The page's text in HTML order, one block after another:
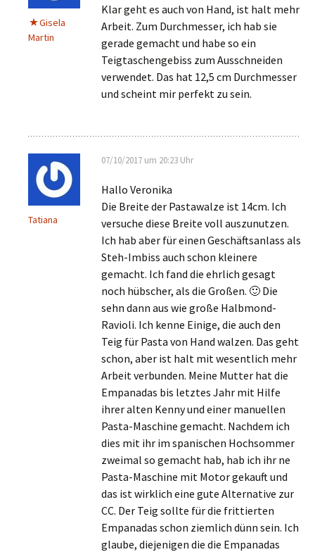
Gisela
Martin
Klar geht es auch von Hand, ist halt mehr
Arbeit. Zum Durchmesser, ich hab sie
gerade gemacht und habe so ein
Teigtaschengebiss zum Ausschneiden
verwendet. Das hat 12,5 cm Durchmesser
und scheint mir perfekt zu sein.
Tatiana
07/10/2017 um 20:23 Uhr
Hallo Veronika
Die Breite der Pastawalze ist 14cm. Ich
versuche diese Breite voll auszunutzen.
Ich hab aber für einen Geschäftsanlass als
Steh-Imbiss auch schon kleinere
gemacht. Ich fand die ehrlich gesagt
noch hübscher, als die Großen. 🙂 Die
sehn dann aus wie große Halbmond-
Ravioli. Ich kenne Einige, die auch den
Teig für Pasta von Hand walzen. Das geht
schon, aber ist halt mit wesentlich mehr
Arbeit verbunden. Meine Mutter hat die
Empanadas bis letztes Jahr mit Hilfe
ihrer alten Kenny und einer manuellen
Pasta-Maschine gemacht. Nachdem ich
dies mit ihr im spanischen Hochsommer
zweimal so gemacht hab, hab ich ihr ne
Pasta-Maschine mit Motor gekauft und
das ist wirklich eine gute Alternative zur
CC. Der Teig sollte für die frittierten
Empanadas schon ziemlich dünn sein. Ich
glaube, diejenigen die die Empanadas